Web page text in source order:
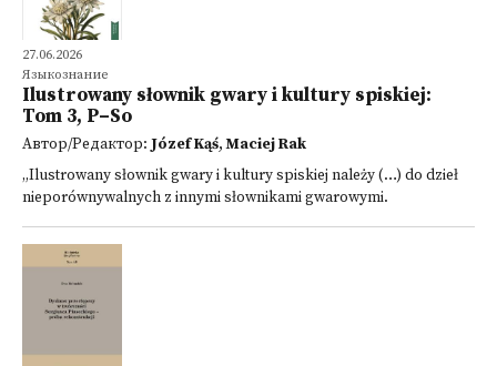
27.06.2026
Языкознание
Ilustrowany słownik gwary i kultury spiskiej:
Tom 3, P–So
Автор/Редактор: Józef Kąś,Maciej Rak
„Ilustrowany słownik gwary i kultury spiskiej należy (…) do dzieł
nieporównywalnych z innymi słownikami gwarowymi.